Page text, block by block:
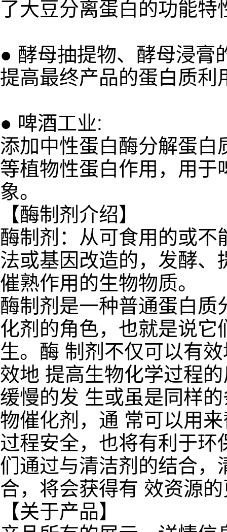
了大豆分离蛋白的功能特
● 酵母抽提物、酵母浸膏
提高最终产品的蛋白质利
● 啤酒工业:
添加中性蛋白酶分解蛋白
等植物性蛋白作用，用
象。
【酶制剂介绍】
酶制剂：从可食用的或不
法或基因改造的，发酵、
催熟作用的生物物质。
酶制剂是一种普通蛋白质
化剂的角色，也就是说
生。酶 制剂不仅可以有
效地 提高生物化学过程
缓慢的发 生或虽是同样
物催化剂，通 常可以用
过程安全，也将有利于
们通过与清洁剂的结合，
合，将会获得有 效资源
【关于产品】